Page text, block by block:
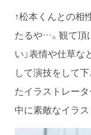
↑松本くんとの相
たるや…。観て頂
い」表情や仕草な
して演技をして
たイラストレー
中に素敵なイラス